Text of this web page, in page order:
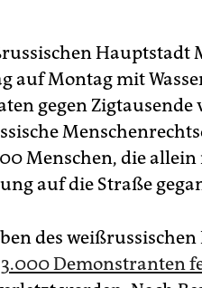
Hauptstadt
auf Montag mit
gegen
Menschen, die
auf die Straße
des
3.000 Demonstranten